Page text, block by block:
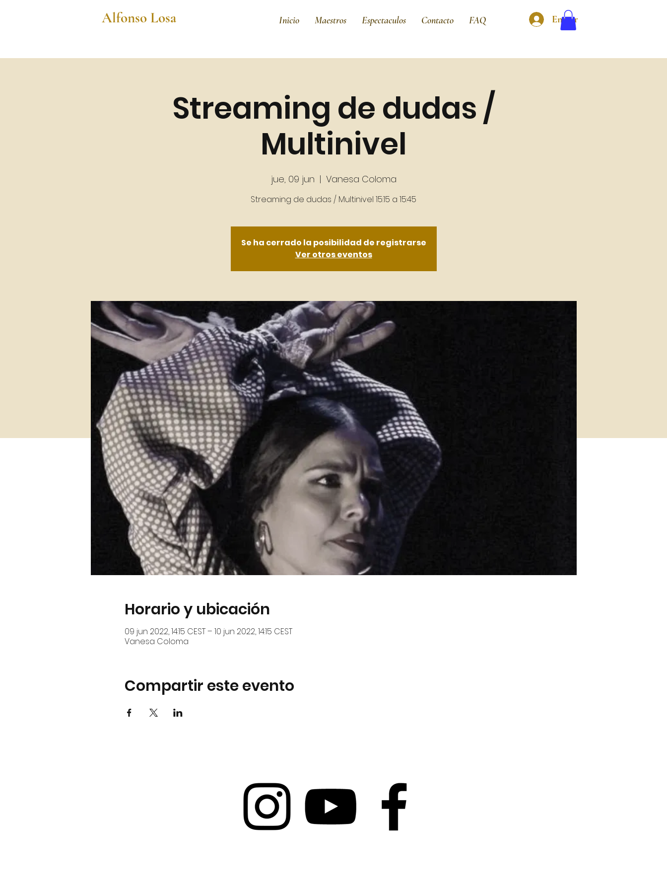
Alfonso Losa Inicio Maestros Espectaculos Contacto FAQ Entrar
Streaming de dudas /
Multinivel
jue, 09 jun
  |
Vanesa Coloma
Se ha cerrado la posibilidad de registrarse
Ver otros eventos
Horario y ubicación
09 jun 2022, 14:15 CEST – 10 jun 2022, 14:15 CEST
Vanesa Coloma
Compartir este evento